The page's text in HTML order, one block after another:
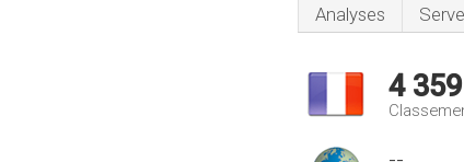
Analyses
4